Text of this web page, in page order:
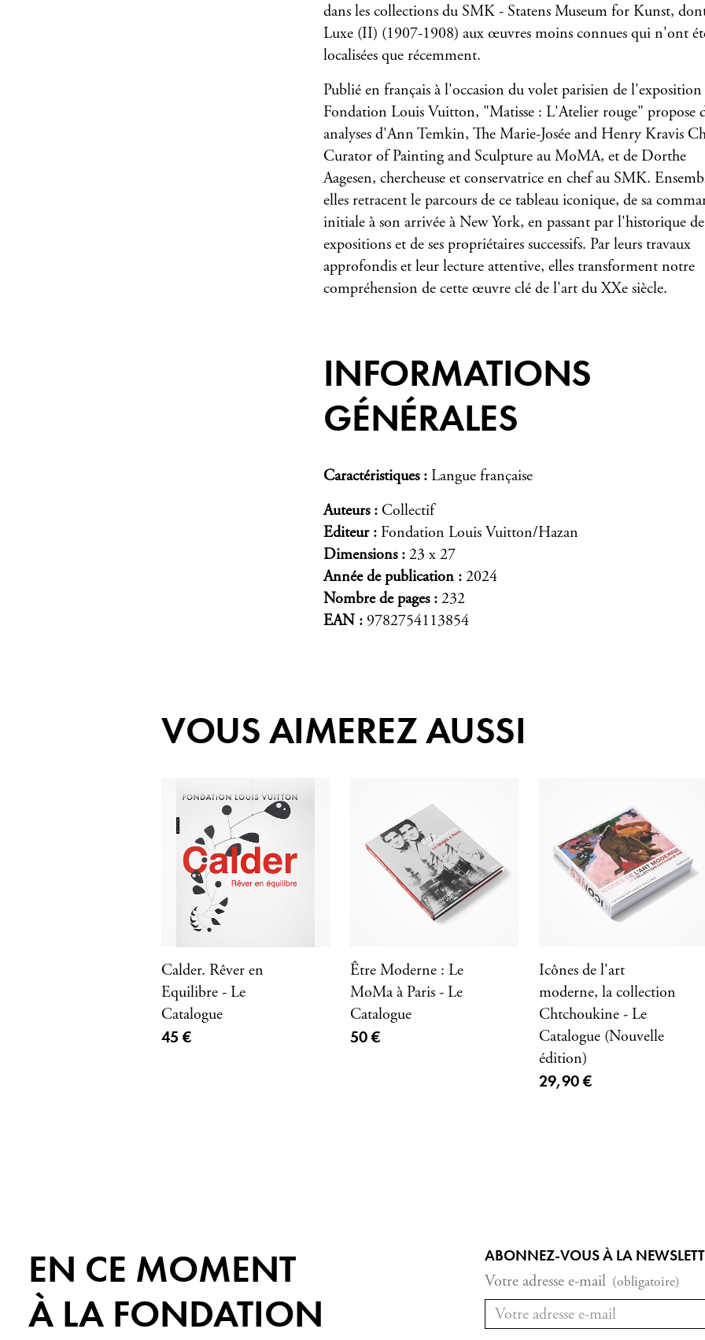
dans les collections du SMK - Statens Museum for Kunst,
Luxe (II) (1907-1908) aux œuvres moins connues qui n'ont
localisées que récemment.
Publié en français à l'occasion du volet parisien de l'exposition
Fondation Louis Vuitton, "Matisse : L'Atelier rouge" propose
analyses d'Ann Temkin, The Marie-Josée and Henry Kravis
Curator of Painting and Sculpture au MoMA, et de Dorthe
Aagesen, chercheuse et conservatrice en chef au SMK.
elles retracent le parcours de ce tableau iconique, de sa
initiale à son arrivée à New York, en passant par l'historique de
expositions et de ses propriétaires successifs. Par leurs travaux
approfondis et leur lecture attentive, elles transforment notre
compréhension de cette œuvre clé de l'art du XXe siècle.
INFORMATIONS
GÉNÉRALES
Caractéristiques
Langue française
Auteurs
Collectif
Editeur
Fondation Louis Vuitton/Hazan
Dimensions
23 x 27
Année de publication
2024
Nombre de pages
232
EAN
9782754113854
VOUS AIMEREZ AUSSI
Calder. Rêver en
Equilibre - Le
Catalogue
Prix ​​actuel
45 €
Être Moderne : Le
MoMa à Paris - Le
Catalogue
Prix ​​actuel
50 €
Icônes de l'art
moderne, la collection
Chtchoukine - Le
Catalogue (Nouvelle
édition)
Prix ​​actuel
29,90 €
EN CE MOMENT
À LA FONDATION
ABONNEZ-VOUS À LA
Votre adresse e-mail (obligatoire)